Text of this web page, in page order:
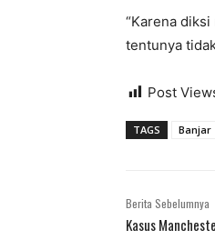
“Karena
tentunya
Post
TAGS Banjar
Berita Sebelumnya
Kasus